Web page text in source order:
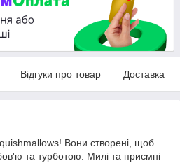
Відгуки про товар Доставка
Вони створені, щоб
та турботою. Милі та приємні